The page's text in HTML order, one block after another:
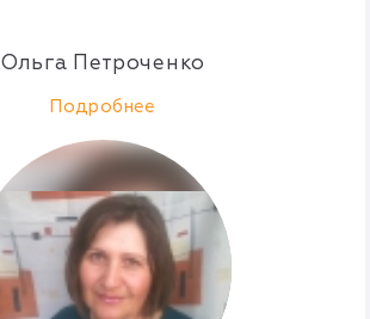
Ольга Петроченко
Подробнее